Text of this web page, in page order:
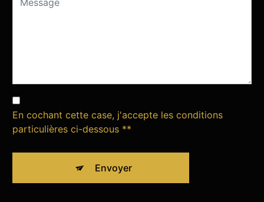
En cochant cette case, j'accepte les conditions
particulières ci-dessous **
Envoyer